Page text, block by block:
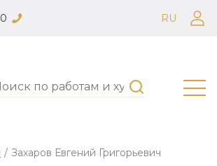
RU
/ Захаров Евгений Григорьевич